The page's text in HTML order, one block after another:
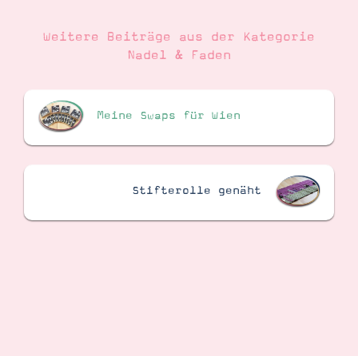
Weitere Beiträge aus der Kategorie
Nadel & Faden
Meine Swaps für Wien
Stifterolle genäht